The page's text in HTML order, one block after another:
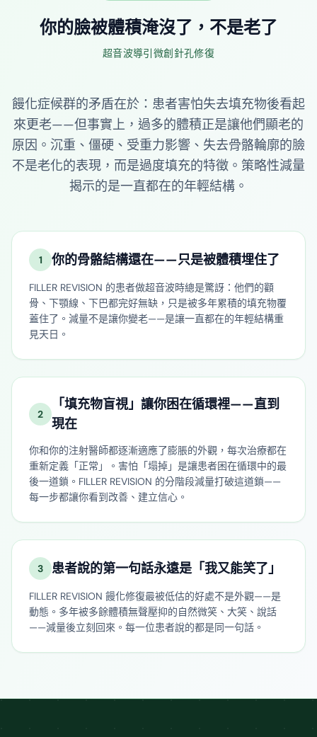
你的臉被體積淹沒了，不是老了
超音波導引微創針孔修復
饅化症候群的矛盾在於：患者害怕失去填充物後看起
來更老——但事實上，過多的體積正是讓他們顯老的
原因。沉重、僵硬、受重力影響、失去骨骼輪廓的臉
不是老化的表現，而是過度填充的特徵。策略性減量
揭示的是一直都在的年輕結構。
1 你的骨骼結構還在——只是被體積埋住了
FILLER REVISION 的患者做超音波時總是驚訝：他們的顴
骨、下顎線、下巴都完好無缺，只是被多年累積的填充物覆
蓋住了。減量不是讓你變老——是讓一直都在的年輕結構重
見天日。
2
「填充物盲視」讓你困在循環裡——直到
現在
你和你的注射醫師都逐漸適應了膨脹的外觀，每次治療都在
重新定義「正常」。害怕「塌掉」是讓患者困在循環中的最
後一道鎖。FILLER REVISION 的分階段減量打破這道鎖——
每一步都讓你看到改善、建立信心。
3 患者說的第一句話永遠是「我又能笑了」
FILLER REVISION 饅化修復最被低估的好處不是外觀——是
動態。多年被多餘體積無聲壓抑的自然微笑、大笑、說話
——減量後立刻回來。每一位患者說的都是同一句話。